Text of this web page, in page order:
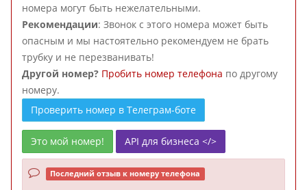
номера могут быть нежелательными.
Рекомендации: Звонок с этого номера может быть
опасным и мы настоятельно рекомендуем не брать
трубку и не перезванивать!
Другой номер? Пробить номер телефона по другому
номеру.
Проверить номер в Телеграм-боте
Это мой номер! API для бизнеса </>
Последний отзыв к номеру телефона